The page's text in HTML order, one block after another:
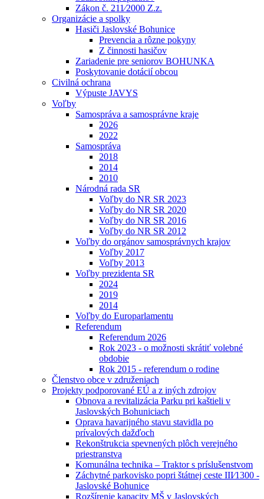
Zákon č. 211⁄2000 Z.z.
Organizácie a spolky
Hasiči Jaslovské Bohunice
Prevencia a rôzne pokyny
Z činnosti hasičov
Zariadenie pre seniorov BOHUNKA
Poskytovanie dotácií obcou
Civilná ochrana
Výpuste JAVYS
Voľby
Samospráva a samosprávne kraje
2026
2022
Samospráva
2018
2014
2010
Národná rada SR
Voľby do NR SR 2023
Voľby do NR SR 2020
Voľby do NR SR 2016
Voľby do NR SR 2012
Voľby do orgánov samosprávnych krajov
Voľby 2017
Voľby 2013
Voľby prezidenta SR
2024
2019
2014
Voľby do Europarlamentu
Referendum
Referendum 2026
Rok 2023 - o možnosti skrátiť volebné
obdobie
Rok 2015 - referendum o rodine
Členstvo obce v združeniach
Projekty podporované EÚ a z iných zdrojov
Obnova a revitalizácia Parku pri kaštieli v
Jaslovských Bohuniciach
Oprava havarijného stavu stavidla po
prívalových dažďoch
Rekonštrukcia spevnených plôch verejného
priestranstva
Komunálna technika – Traktor s príslušenstvom
Záchytné parkovisko popri štátnej ceste III⁄1300 -
Jaslovské Bohunice
Rozšírenie kapacity MŠ v Jaslovských